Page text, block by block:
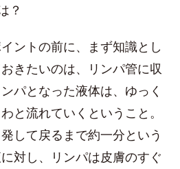
？
ントの前に、まず知識とし
きたいのは、リンパ管に収
パとなった液体は、ゆっく
と流れていくということ。
して戻るまで約一分という
対し、リンパは皮膚のすぐ